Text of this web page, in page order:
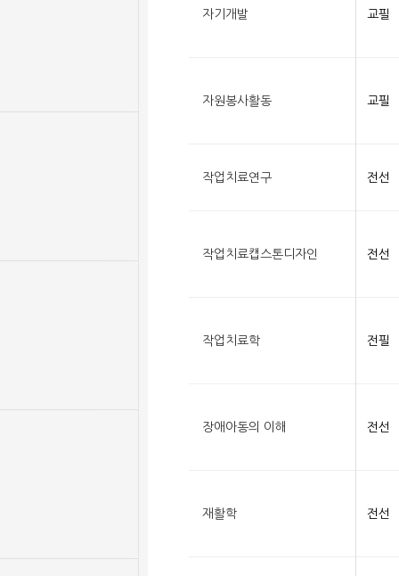
자기개발 교필
자원봉사활동 교필
작업치료연구 전선
작업치료캡스톤디자인 전선
작업치료학 전필
장애아동의 이해 전선
재활학 전선